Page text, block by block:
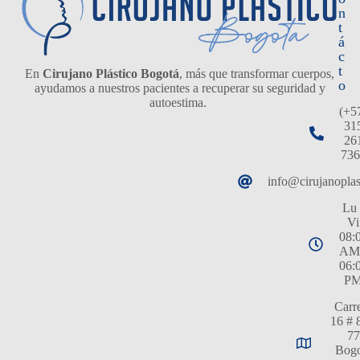
En Cirujano Plástico Bogotá, más que transformar cuerpos,
ayudamos a nuestros pacientes a recuperar su seguridad y
autoestima.
n
t
á
c
t
o
Lu
Vi
16 #
77